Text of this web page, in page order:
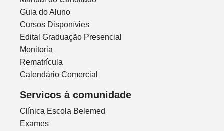
Guia do Aluno
Cursos Disponívies
Edital Graduação Presencial
Monitoria
Rematrícula
Calendário Comercial
Servicos à comunidade
Clínica Escola Belemed
Exames